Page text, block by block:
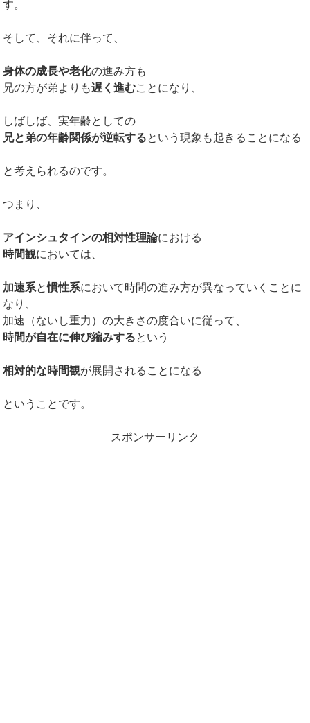
す。
そして、それに伴って、
身体の成長や老化の進み方も
兄の方が弟よりも遅く進むことになり、
しばしば、実年齢としての
兄と弟の年齢関係が逆転するという現象も起きることになる
と考えられるのです。
つまり、
アインシュタインの相対性理論における
時間観においては、
加速系と慣性系において時間の進み方が異なっていくことに
なり、
加速（ないし重力）の大きさの度合いに従って、
時間が自在に伸び縮みするという
相対的な時間観が展開されることになる
ということです。
スポンサーリンク